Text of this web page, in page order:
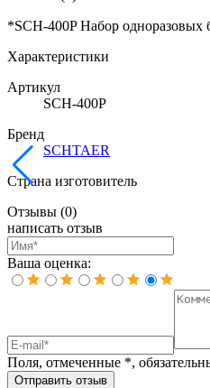
*SCH-400P Набор одноразовых
Характеристики
Артикул
SCH-400P
Бренд
SCHTAER
Страна изготовитель
Отзывы (0)
написать отзыв
Ваша оценка:
Поля, отмеченные *,
Отправить отзыв